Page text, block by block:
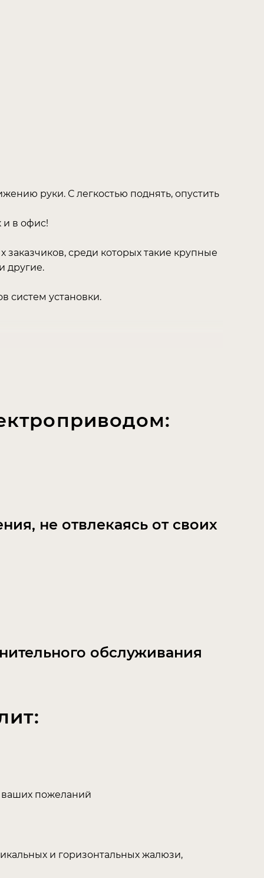
руки. С легкостью поднять, опустить
и в офис!
заказчиков, среди которых такие крупные
другие.
систем установки.
не отвлекаясь от своих
обслуживания
ваших пожеланий
и горизонтальных жалюзи,